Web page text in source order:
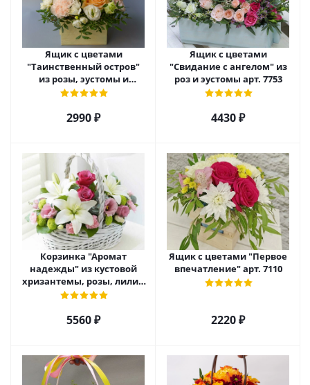
Ящик с цветами
"Таинственный остров"
из розы, эустомы и
диантуса арт. 7754
2990 ₽
Ящик с цветами
"Свидание с ангелом" из
роз и эустомы арт. 7753
4430 ₽
Корзинка "Аромат
надежды" из кустовой
хризантемы, розы, лилий
и эустомы. арт. 7751
5560 ₽
Ящик с цветами "Первое
впечатление" арт. 7110
2220 ₽